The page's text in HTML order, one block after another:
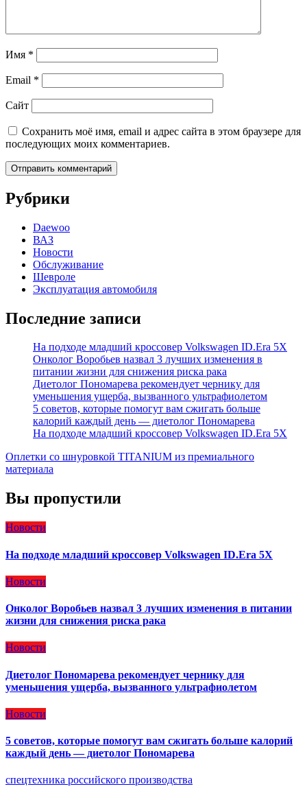
Имя *
Email *
Сайт
Сохранить моё имя, email и адрес сайта в этом браузере для
последующих моих комментариев.
Рубрики
Daewoo
ВАЗ
Новости
Обслуживание
Шевроле
Эксплуатация автомобиля
Последние записи
На подходе младший кроссовер Volkswagen ID.Era 5X
Онколог Воробьев назвал 3 лучших изменения в
питании жизни для снижения риска рака
Диетолог Пономарева рекомендует чернику для
уменьшения ущерба, вызванного ультрафиолетом
5 советов, которые помогут вам сжигать больше
калорий каждый день — диетолог Пономарева
На подходе младший кроссовер Volkswagen ID.Era 5X
Оплетки со шнуровкой TITANIUM из премиального
материала
Вы пропустили
Новости
На подходе младший кроссовер Volkswagen ID.Era 5X
Новости
Онколог Воробьев назвал 3 лучших изменения в питании
жизни для снижения риска рака
Новости
Диетолог Пономарева рекомендует чернику для
уменьшения ущерба, вызванного ультрафиолетом
Новости
5 советов, которые помогут вам сжигать больше калорий
каждый день — диетолог Пономарева
спецтехника российского производства